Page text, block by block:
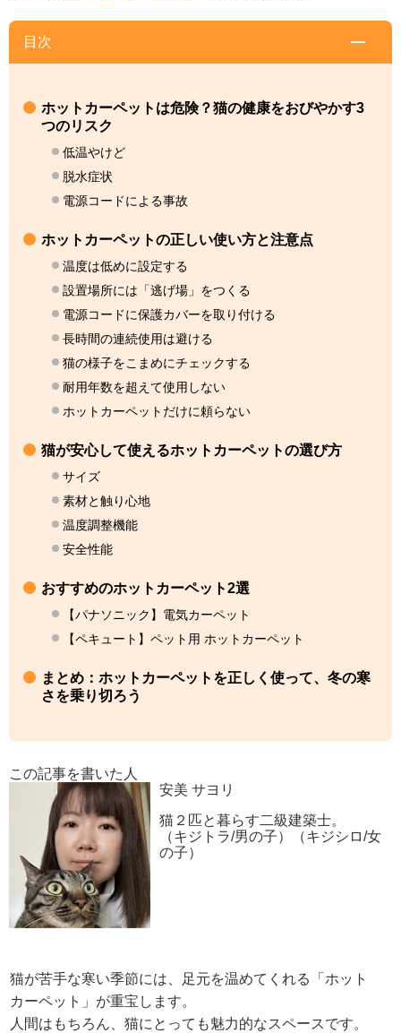
目次
ホットカーペットは危険？猫の健康をおびやかす3
つのリスク
低温やけど
脱水症状
電源コードによる事故
ホットカーペットの正しい使い方と注意点
温度は低めに設定する
設置場所には「逃げ場」をつくる
電源コードに保護カバーを取り付ける
長時間の連続使用は避ける
猫の様子をこまめにチェックする
耐用年数を超えて使用しない
ホットカーペットだけに頼らない
猫が安心して使えるホットカーペットの選び方
サイズ
素材と触り心地
温度調整機能
安全性能
おすすめのホットカーペット2選
【パナソニック】電気カーペット
【ペキュート】ペット用 ホットカーペット
まとめ：ホットカーペットを正しく使って、冬の寒
さを乗り切ろう
この記事を書いた人
安美 サヨリ
猫２匹と暮らす二級建築士。
（キジトラ/男の子）（キジシロ/女
の子）
猫が苦手な寒い季節には、足元を温めてくれる「ホット
カーペット」が重宝します。
人間はもちろん、猫にとっても魅力的なスペースです。